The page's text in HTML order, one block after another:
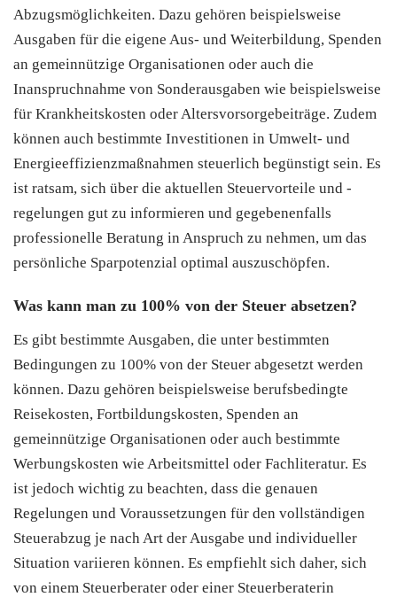
Abzugsmöglichkeiten. Dazu gehören beispielsweise
Ausgaben für die eigene Aus- und Weiterbildung, Spenden
an gemeinnützige Organisationen oder auch die
Inanspruchnahme von Sonderausgaben wie beispielsweise
für Krankheitskosten oder Altersvorsorgebeiträge. Zudem
können auch bestimmte Investitionen in Umwelt- und
Energieeffizienzmaßnahmen steuerlich begünstigt sein. Es
ist ratsam, sich über die aktuellen Steuervorteile und -
regelungen gut zu informieren und gegebenenfalls
professionelle Beratung in Anspruch zu nehmen, um das
persönliche Sparpotenzial optimal auszuschöpfen.
Was kann man zu 100% von der Steuer absetzen?
Es gibt bestimmte Ausgaben, die unter bestimmten
Bedingungen zu 100% von der Steuer abgesetzt werden
können. Dazu gehören beispielsweise berufsbedingte
Reisekosten, Fortbildungskosten, Spenden an
gemeinnützige Organisationen oder auch bestimmte
Werbungskosten wie Arbeitsmittel oder Fachliteratur. Es
ist jedoch wichtig zu beachten, dass die genauen
Regelungen und Voraussetzungen für den vollständigen
Steuerabzug je nach Art der Ausgabe und individueller
Situation variieren können. Es empfiehlt sich daher, sich
von einem Steuerberater oder einer Steuerberaterin